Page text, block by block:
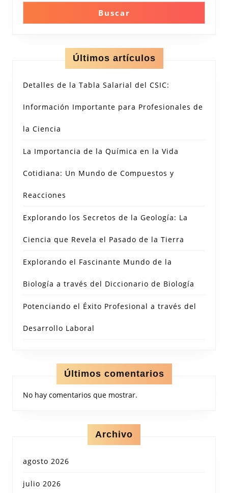
Buscar
Últimos artículos
Detalles de la Tabla Salarial del CSIC:
Información Importante para Profesionales de
la Ciencia
La Importancia de la Química en la Vida
Cotidiana: Un Mundo de Compuestos y
Reacciones
Explorando los Secretos de la Geología: La
Ciencia que Revela el Pasado de la Tierra
Explorando el Fascinante Mundo de la
Biología a través del Diccionario de Biología
Potenciando el Éxito Profesional a través del
Desarrollo Laboral
Últimos comentarios
No hay comentarios que mostrar.
Archivo
agosto 2026
julio 2026